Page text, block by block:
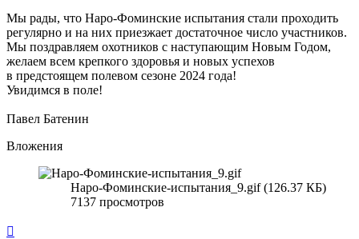
Мы рады, что Наро-Фоминские испытания стали проходить
регулярно и на них приезжает достаточное число участников.
Мы поздравляем охотников с наступающим Новым Годом,
желаем всем крепкого здоровья и новых успехов
в предстоящем полевом сезоне 2024 года!
Увидимся в поле!
Павел Батенин
Вложения
Наро-Фоминские-испытания_9.gif (126.37 КБ)
7137 просмотров